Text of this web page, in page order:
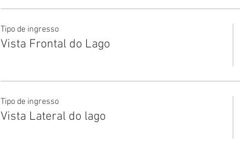
Tipo de ingresso
Vista Frontal do Lago
Tipo de ingresso
Vista Lateral do lago